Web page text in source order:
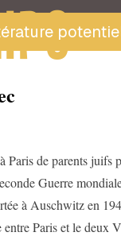
Paris de parents juifs
Guerre
à Auschwitz en
entre Paris et le deux